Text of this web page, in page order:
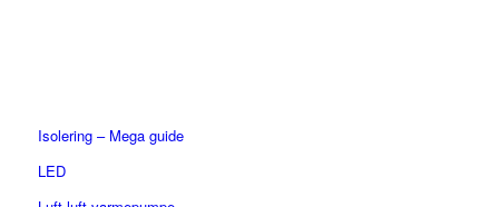
Isolering – Mega guide
LED